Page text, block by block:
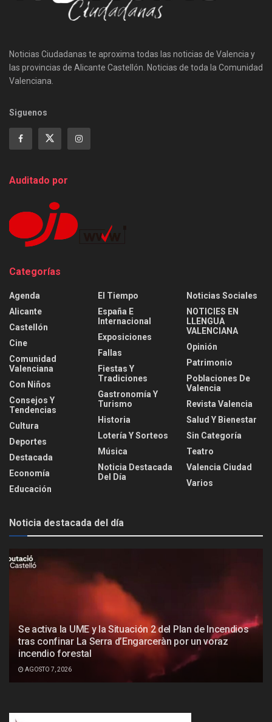
Noticias Ciudadanas te aproxima todas las noticias de Valencia y
las provincias de Alicante Castellón. Noticias de toda la Comunidad
Valenciana.
Siguenos
Auditado por
Categorías
Agenda
Alicante
Castellón
Cine
Comunidad
Valenciana
Con Niños
Consejos Y
Tendencias
Cultura
Deportes
Destacada
Economía
Educación
El Tiempo
España E
Internacional
Exposiciones
Fallas
Fiestas Y
Tradiciones
Gastronomía Y
Turismo
Historia
Lotería Y Sorteos
Música
Noticia Destacada
Del Día
Noticias Sociales
NOTICIES EN
LLENGUA
VALENCIANA
Opinión
Patrimonio
Poblaciones De
Valencia
Revista Valencia
Salud Y Bienestar
Sin Categoría
Teatro
Valencia Ciudad
Varios
Noticia destacada del día
Se activa la UME y la Situación 2 del Plan de Incendios
tras confinar La Serra d’Engarceràn por un voraz
incendio forestal
AGOSTO 7, 2026